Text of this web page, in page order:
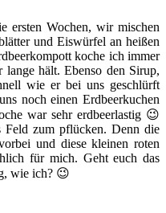
ersten Wochen, wir mischen
und Eiswürfel an heißen
koche ich immer
hält. Ebenso den Sirup,
wie er bei uns geschlürft
noch einen Erdbeerkuchen
war sehr erdbeerlastig 😉
Feld zum pflücken. Denn die
und diese kleinen roten
für mich. Geht euch das
wie ich? 😉